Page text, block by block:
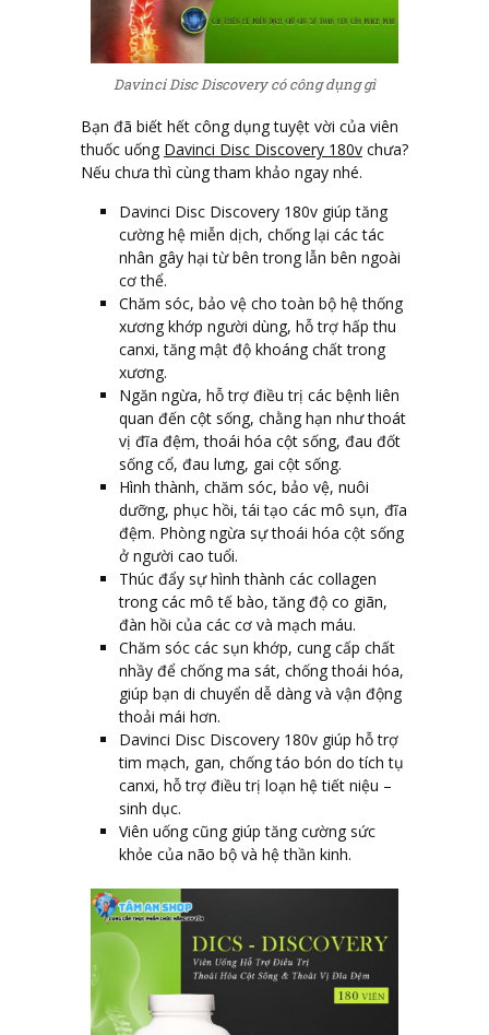
Davinci Disc Discovery có công dụng gì
Bạn đã biết hết công dụng tuyệt vời của viên
thuốc uống Davinci Disc Discovery 180v chưa?
Nếu chưa thì cùng tham khảo ngay nhé.
Davinci Disc Discovery 180v giúptăng
cường hệ miễn dịch, chống lại các tác
nhân gây hại từ bên trong lẫn bên ngoài
cơ thể.
Chăm sóc, bảo vệ cho toàn bộ hệ thống
xương khớp người dùng, hỗ trợ hấp thu
canxi, tăng mật độ khoáng chất trong
xương.
Ngăn ngừa, hỗ trợ điều trị các bệnh liên
quan đến cột sống, chằng hạn như thoát
vị đĩa đệm, thoái hóa cột sống, đau đốt
sống cổ, đau lưng, gai cột sống.
Hình thành, chăm sóc, bảo vệ, nuôi
dưỡng, phục hồi, tái tạo các mô sụn, đĩa
đệm. Phòng ngừa sự thoái hóa cột sống
ở người cao tuổi.
Thúc đẩy sự hình thành các collagen
trong các mô tế bào, tăng độ co giãn,
đàn hồi của các cơ và mạch máu.
Chăm sóc các sụn khớp, cung cấp chất
nhầy để chống ma sát, chống thoái hóa,
giúp bạn di chuyển dễ dàng và vận động
thoải mái hơn.
Davinci Disc Discovery 180v giúp hỗ trợ
tim mạch, gan, chống táo bón do tích tụ
canxi, hỗ trợ điều trị loạn hệ tiết niệu –
sinh dục.
Viên uống cũng giúp tăng cường sức
khỏe của não bộ và hệ thần kinh.